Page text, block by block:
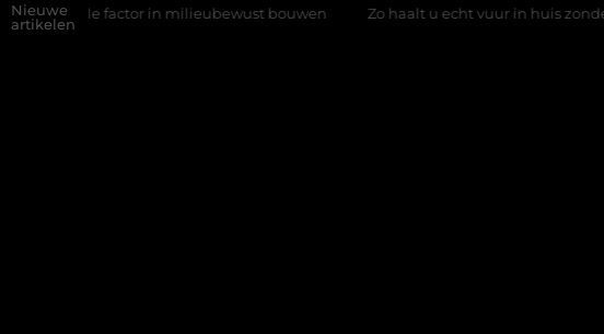
Nieuwe
artikelen
in milieubewust bouwen Zo haalt u echt vuur in huis zonder schoorsteen